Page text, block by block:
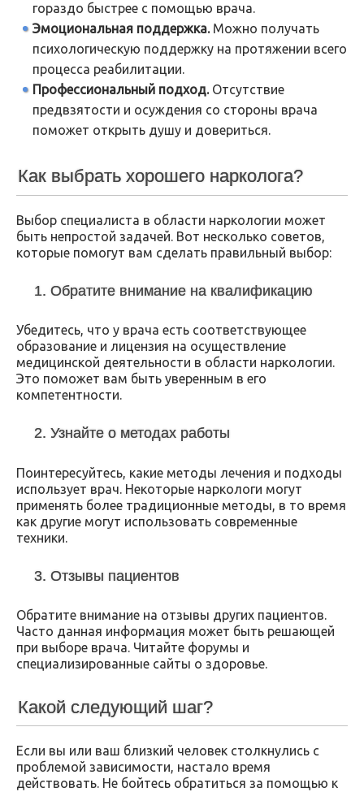
гораздо быстрее с помощью врача.
Эмоциональная поддержка.Можно получать
психологическую поддержку на протяжении всего
процесса реабилитации.
Профессиональный подход.Отсутствие
предвзятости и осуждения со стороны врача
поможет открыть душу и довериться.
Как выбрать хорошего нарколога?
Выбор специалиста в области наркологии может
быть непростой задачей. Вот несколько советов,
которые помогут вам сделать правильный выбор:
1. Обратите внимание на квалификацию
Убедитесь, что у врача есть соответствующее
образование и лицензия на осуществление
медицинской деятельности в области наркологии.
Это поможет вам быть уверенным в его
компетентности.
2. Узнайте о методах работы
Поинтересуйтесь, какие методы лечения и подходы
использует врач. Некоторые наркологи могут
применять более традиционные методы, в то время
как другие могут использовать современные
техники.
3. Отзывы пациентов
Обратите внимание на отзывы других пациентов.
Часто данная информация может быть решающей
при выборе врача. Читайте форумы и
специализированные сайты о здоровье.
Какой следующий шаг?
Если вы или ваш близкий человек столкнулись с
проблемой зависимости, настало время
действовать. Не бойтесь обратиться за помощью к